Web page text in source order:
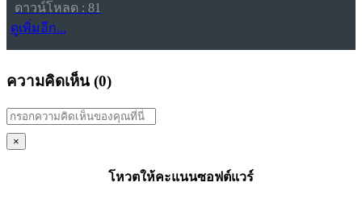
ดาวน์โหลด : 81
ดูเพิ่มอีก...
ความคิดเห็น (0)
×
โหวตให้คะแนนซอฟต์แวร์